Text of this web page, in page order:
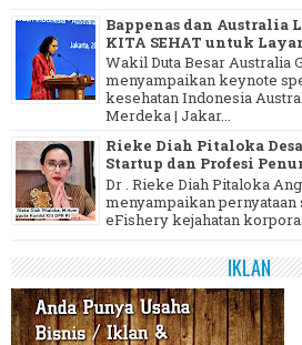
Bappenas dan Australia
KITA SEHAT untuk
Wakil Duta Besar Australia
menyampaikan keynote
kesehatan Indonesia
Merdeka | Jakar...
Rieke Diah Pitaloka
Startup dan Profesi
Dr . Rieke Diah Pitaloka
menyampaikan
eFishery kejahatan
IKLAN